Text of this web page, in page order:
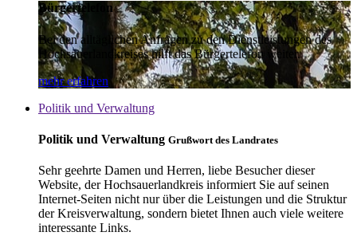
Bürgertelefon
Bei den alltäglichen Anfragen zu den Dienstleistungen des
Hochsauerlandkreises hilft das Bürgertelefon weiter.
mehr erfahren
Politik und Verwaltung
Politik und Verwaltung Grußwort des Landrates
Sehr geehrte Damen und Herren, liebe Besucher dieser
Website, der Hochsauerlandkreis informiert Sie auf seinen
Internet-Seiten nicht nur über die Leistungen und die Struktur
der Kreisverwaltung, sondern bietet Ihnen auch viele weitere
interessante Links.